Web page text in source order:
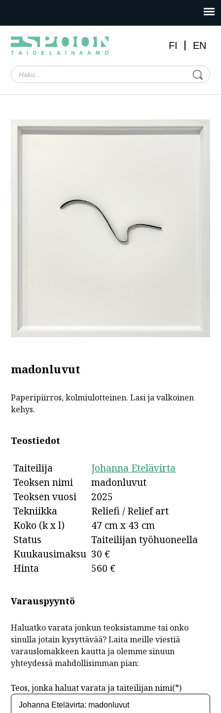
FI EN
madonluvut
Paperipiirros, kolmiulotteinen. Lasi ja valkoinen
kehys.
Teostiedot
Taiteilija
Johanna Etelävirta
Teoksen nimi
madonluvut
Teoksen vuosi
2025
Tekniikka
Reliefi / Relief art
Koko (k x l)
47 cm x 43 cm
Status
Taiteilijan työhuoneella
Kuukausimaksu 30 €
Hinta
560 €
Varauspyyntö
Haluatko varata jonkun teoksistamme tai onko
sinulla jotain kysyttävää? Laita meille viestiä
varauslomakkeen kautta ja olemme sinuun
yhteydessä mahdollisimman pian:
Teos, jonka haluat varata ja taiteilijan nimi(*)